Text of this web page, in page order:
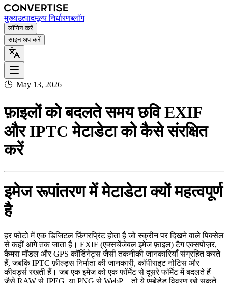
मुख्यउत्पादमूल्य निर्धारणब्लॉग
लॉगिन करें
साइन अप करें
🕒 May 13, 2026
फ़ाइलों को बदलते समय छवि EXIF
और IPTC मेटाडेटा को कैसे संरक्षित
करें
इमेज रूपांतरण में मेटाडेटा क्यों महत्वपूर्ण
है
हर फोटो में एक डिजिटल फ़िंगरप्रिंट होता है जो स्क्रीन पर दिखने वाले पिक्सेल
से कहीं आगे तक जाता है। EXIF (एक्सचेंजेबल इमेज फ़ाइल) टैग एक्सपोज़र,
कैमरा मॉडल और GPS कॉर्डिनेट्स जैसी तकनीकी जानकारियाँ संग्रहित करते
हैं, जबकि IPTC फ़ील्ड्स निर्माता की जानकारी, कॉपीराइट नोटिस और
कीवर्ड्स रखती हैं। जब एक इमेज को एक फॉर्मेट से दूसरे फॉर्मेट में बदलते हैं—
जैसे RAW से JPEG, या PNG से WebP—तो ये एम्बेडेड विवरण खो सकते